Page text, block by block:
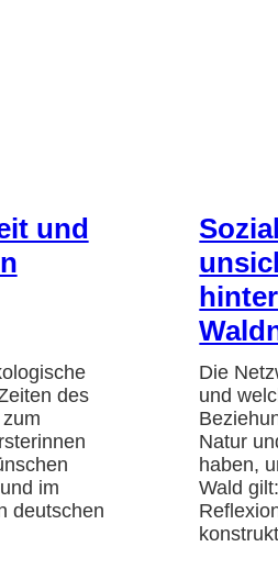
und
des
im
deutschen
Die
und
Natur
haben,
Wald